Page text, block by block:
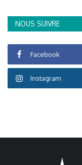
NOUS SUIVRE
Facebook
Instagram